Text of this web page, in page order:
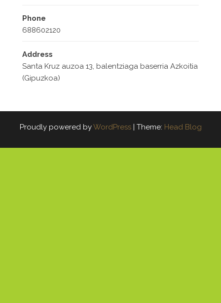
Phone
688602120
Address
Santa Kruz auzoa 13, balentziaga baserria Azkoitia
(Gipuzkoa)
Proudly powered byWordPress | Theme: Head Blog